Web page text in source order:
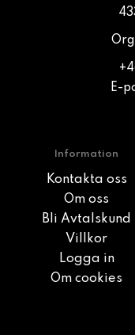
E-
Information
Kontakta oss
Om oss
Bli Avtalskund
Villkor
Logga in
Om cookies